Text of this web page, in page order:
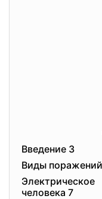
Введение 3
Виды
человека 7